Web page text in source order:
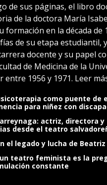
de sus páginas, el libro
de la doctora María
formación en la década de
de su etapa estudiantil,
docente y su papel
de Medicina de la
entre 1956 y 1971. Leer
como puente de
para niñez con
actriz, directora
desde el teatro
el legado y lucha de Beatriz
teatro feminista es la
constante